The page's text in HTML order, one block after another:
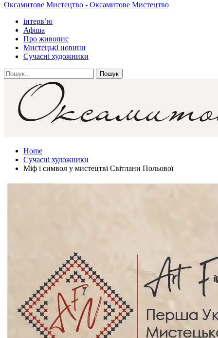
Оксамитове Мистецтво - Оксамитове Мистецтво
інтерв’ю
Афіша
Про живопис
Мистецькі новини
Сучасні художники
Home
Сучасні художники
Міф і символ у мистецтві Світлани Польової